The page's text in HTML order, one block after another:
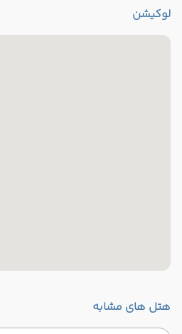
لوکیشن
هتل های مشابه